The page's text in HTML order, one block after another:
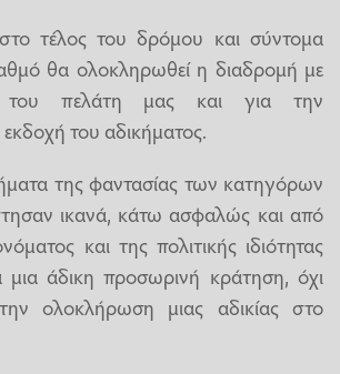
τέλος του δρόμου και σύντομα
θα ολοκληρωθεί η διαδρομή με
πελάτη μας και για την
του αδικήματος.
της φαντασίας των κατηγόρων
ικανά, κάτω ασφαλώς και από
και της πολιτικής ιδιότητας
άδικη προσωρινή κράτηση, όχι
ολοκλήρωση μιας αδικίας στο